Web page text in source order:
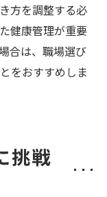
方を調整する必
健康管理が重要
合は、職場選び
をおすすめしま
挑戦